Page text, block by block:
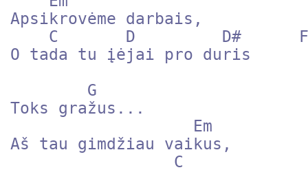
Apsikrovėme darbais,
O tada tu įėjai pro duris
Toks gražus...
Aš tau gimdžiau vaikus,